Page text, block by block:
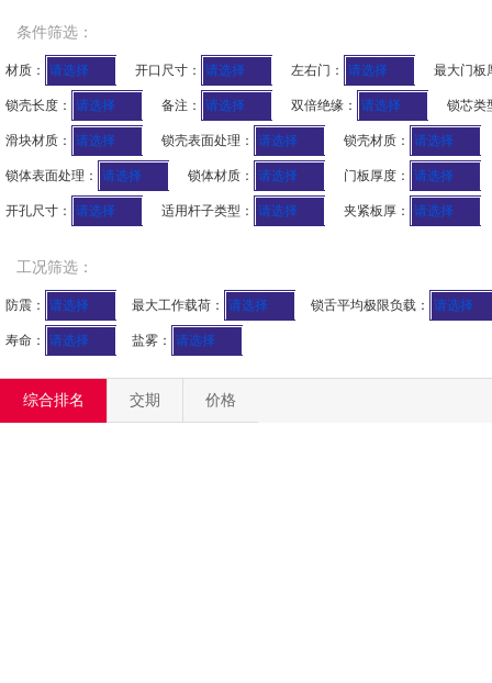
条件筛选：
材质： 请选择 开口尺寸： 请选择 左右门： 请选择 最大门板
锁壳长度： 请选择 备注： 请选择 双倍绝缘： 请选择 锁芯类
滑块材质： 请选择 锁壳表面处理： 请选择 锁壳材质： 请选择
锁体表面处理： 请选择 锁体材质： 请选择 门板厚度： 请选择
开孔尺寸： 请选择 适用杆子类型： 请选择 夹紧板厚： 请选择
工况筛选：
防震： 请选择 最大工作载荷： 请选择 锁舌平均极限负载： 请选择
寿命： 请选择 盐雾： 请选择
综合排名 交期 价格